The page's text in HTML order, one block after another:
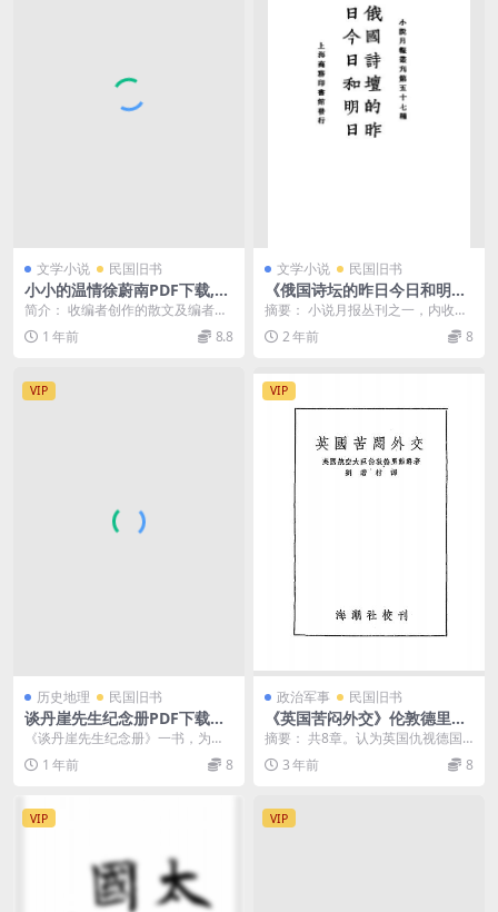
文学小说 民国旧书
小小的温情徐蔚南PDF下载,民
国外国散文诗集
简介： 收编者创作的散文及编者翻
译日本国木田独步、法国波德莱
尔、俄国屠格涅夫、丹...
1 年前 8.8
文学小说 民国旧书
《俄国诗坛的昨日今日和明
日》小说月报社-商务印书馆-
民国14[1925]-pdf古籍下载
摘要： 小说月报丛刊之一，内收
《俄国诗坛的作日今日和明日》（<
俄>布...
2 年前 8
VIP
历史地理 民国旧书
谈丹崖先生纪念册PDF下载，
谈丹崖年谱
《谈丹崖先生纪念册》一书，为纪
念近代著名银行家、实业家谈丹崖
先生（谈荔孙，188...
1 年前 8
VIP
政治军事 民国旧书
《英国苦闷外交》伦敦德里著-
海潮社-1939-pdf古籍下载
摘要： 共8章。认为英国仇视德国
是引起德国发动战争的主要原因。
分述凡尔塞和约及罗...
3 年前 8
VIP VIP